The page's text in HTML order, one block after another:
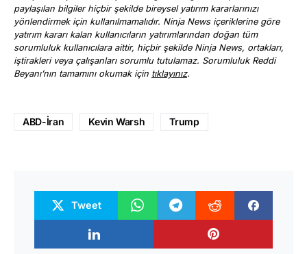
paylaşılan bilgiler hiçbir şekilde bireysel yatırım kararlarınızı
yönlendirmek için kullanılmamalıdır. Ninja News içeriklerine göre
yatırım kararı kalan kullanıcıların yatırımlarından doğan tüm
sorumluluk kullanıcılara aittir, hiçbir şekilde Ninja News, ortakları,
iştirakleri veya çalışanları sorumlu tutulamaz. Sorumluluk Reddi
Beyanı’nın tamamını okumak için tıklayınız.
ABD-İran Kevin Warsh Trump
Tweet